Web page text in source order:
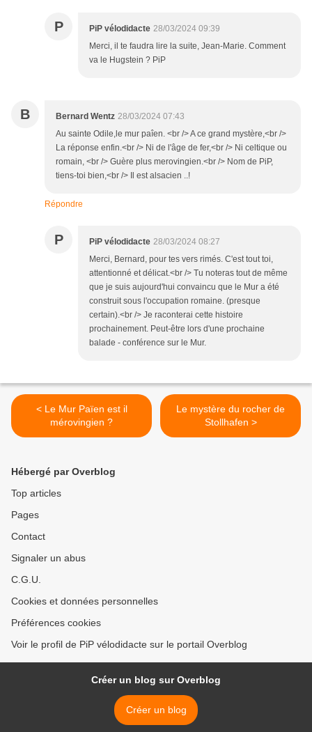
P PiP vélodidacte 28/03/2024 09:39
Merci, il te faudra lire la suite, Jean-Marie. Comment
va le Hugstein ? PiP
B Bernard Wentz 28/03/2024 07:43
Au sainte Odile,le mur paîen. <br /> A ce grand mystère,<br />
La réponse enfin.<br /> Ni de l'âge de fer,<br /> Ni celtique ou
romain, <br /> Guère plus merovingien.<br /> Nom de PiP,
tiens-toi bien,<br /> Il est alsacien ..!
Répondre
P PiP vélodidacte 28/03/2024 08:27
Merci, Bernard, pour tes vers rimés. C'est tout toi,
attentionné et délicat.<br /> Tu noteras tout de même
que je suis aujourd'hui convaincu que le Mur a été
construit sous l'occupation romaine. (presque
certain).<br /> Je raconterai cette histoire
prochainement. Peut-être lors d'une prochaine
balade - conférence sur le Mur.
< Le Mur Païen est il
mérovingien ?
Le mystère du rocher de
Stollhafen >
Hébergé par Overblog
Top articles
Pages
Contact
Signaler un abus
C.G.U.
Cookies et données personnelles
Préférences cookies
Voir le profil de PiP vélodidacte sur le portail Overblog
Créer un blog sur Overblog
Créer un blog